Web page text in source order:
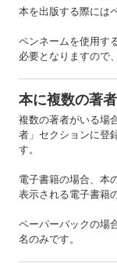
本を出版する際には
ペンネームを使用す
必要となりますので
本に複数の著
複数の著者がいる場
者」セクションに登
す。
電子書籍の場合、本
表示される電子書籍
ペーパーバックの場
名のみです。